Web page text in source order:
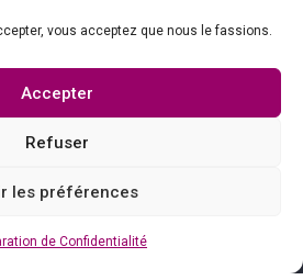
vous acceptez que nous le fassions.
Accepter
Refuser
les préférences
de Confidentialité